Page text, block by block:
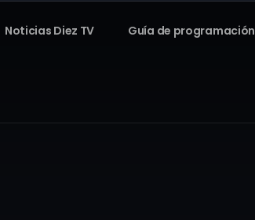
Noticias Diez TV Guía de programación